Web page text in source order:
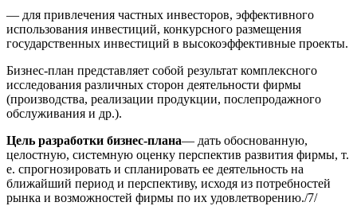
— для привлечения частных инвесторов, эффективного
использования инвестиций, конкурсного размещения
государственных инвестиций в высокоэффективные проекты.
Бизнес-план представляет собой результат комплексного
исследования различных сторон деятельности фирмы
(производства, реализации продукции, послепродажного
обслуживания и др.).
Цель разработки бизнес-плана— дать обоснованную,
целостную, системную оценку перспектив развития фирмы, т.
е. спрог­нозировать и спланировать ее деятельность на
ближайший период и перспективу, исходя из потребностей
рынка и возможностей фирмы по их удовлетворению./7/